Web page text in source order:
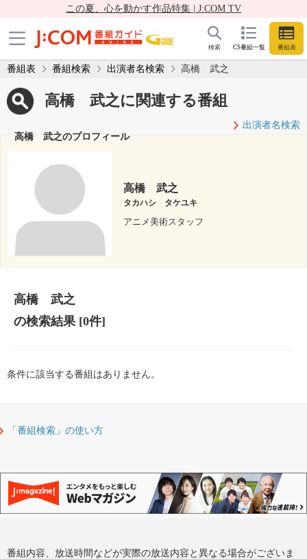
この夏、心を動かす作品特集 | J:COM TV
CS番組一覧 番組表
検索
番組表 番組検索 出演者名検索 高橋 武之
高橋 武之に関連する番組
出演者名検索
高橋 武之のプロフィール
高橋 武之
タカハシ タケユキ
アニメ美術スタッフ
高橋 武之
の検索結果[0件]
条件に該当する番組はありません。
「番組検索」の使い方
番組内容、放送時間などが実際の放送内容と異なる場合がございま